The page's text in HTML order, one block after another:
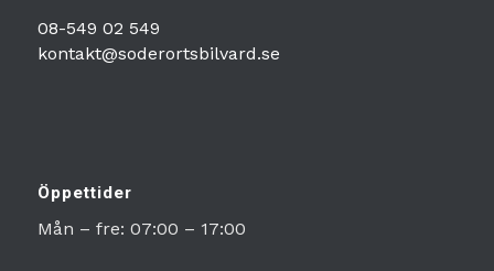
08-549 02 549
kontakt@soderortsbilvard.se
Öppettider
Mån – fre: 07:00 – 17:00